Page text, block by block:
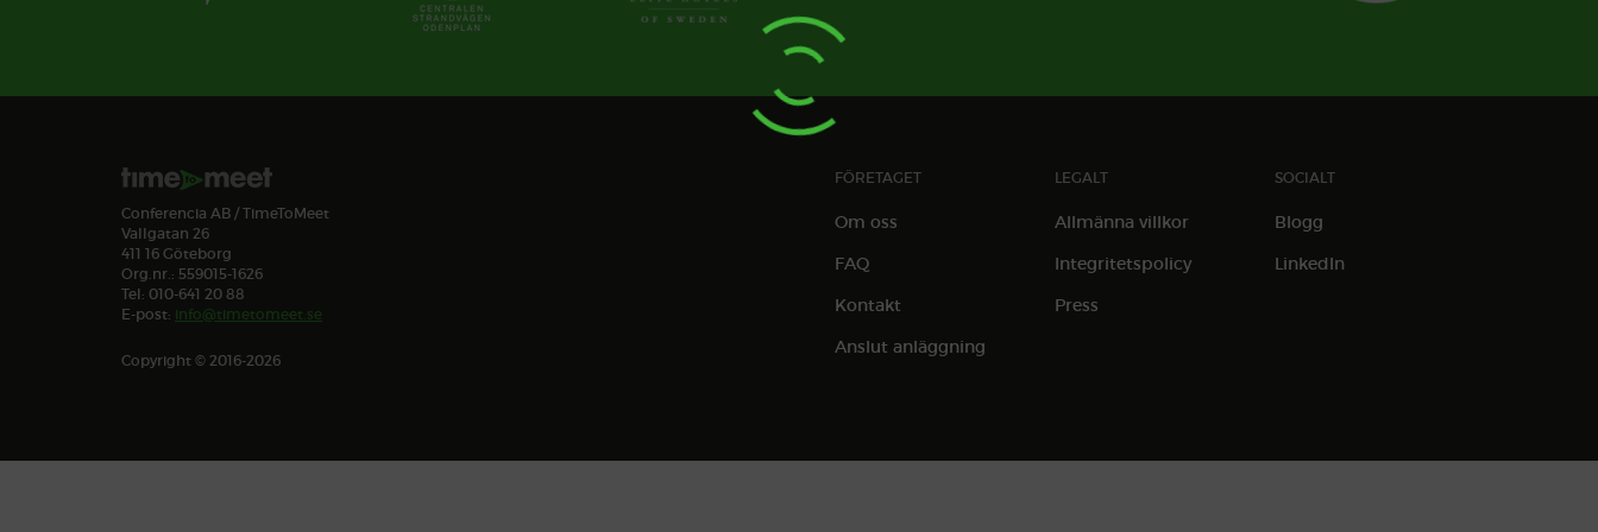
Conferencia AB / TimeToMeet
Vallgatan 26
411 16 Göteborg
Org.nr.: 559015-1626
Tel: 010-641 20 88
E-post: info@timetomeet.se
Copyright © 2016-2026
FÖRETAGET
Om oss
FAQ
Kontakt
Anslut anläggning
LEGALT
Allmänna villkor
Integritetspolicy
Press
SOCIALT
Blogg
LinkedIn